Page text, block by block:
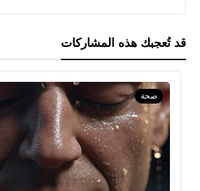
قد تُعجبك هذه المشاركات
صحة